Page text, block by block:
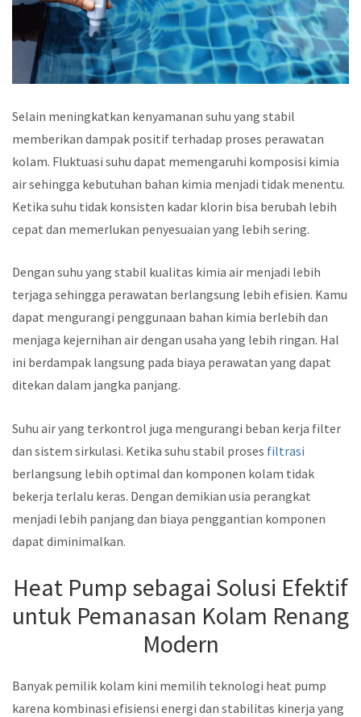
Selain meningkatkan kenyamanan suhu yang stabil
memberikan dampak positif terhadap proses perawatan
kolam. Fluktuasi suhu dapat memengaruhi komposisi kimia
air sehingga kebutuhan bahan kimia menjadi tidak menentu.
Ketika suhu tidak konsisten kadar klorin bisa berubah lebih
cepat dan memerlukan penyesuaian yang lebih sering.
Dengan suhu yang stabil kualitas kimia air menjadi lebih
terjaga sehingga perawatan berlangsung lebih efisien. Kamu
dapat mengurangi penggunaan bahan kimia berlebih dan
menjaga kejernihan air dengan usaha yang lebih ringan. Hal
ini berdampak langsung pada biaya perawatan yang dapat
ditekan dalam jangka panjang.
Suhu air yang terkontrol juga mengurangi beban kerja filter
dan sistem sirkulasi. Ketika suhu stabil proses filtrasi
berlangsung lebih optimal dan komponen kolam tidak
bekerja terlalu keras. Dengan demikian usia perangkat
menjadi lebih panjang dan biaya penggantian komponen
dapat diminimalkan.
Heat Pump sebagai Solusi Efektif
untuk Pemanasan Kolam Renang
Modern
Banyak pemilik kolam kini memilih teknologi heat pump
karena kombinasi efisiensi energi dan stabilitas kinerja yang